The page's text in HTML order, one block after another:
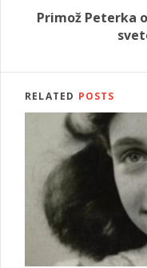
Primož Peterka
RELATED POSTS